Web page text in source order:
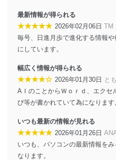
個人情報の安全管理措置
当社は、個人情報の正確性
に、下記セキュリティ対策
施し、個人情報の漏えい、滅
アクセス制御
個人データを取り扱う
機器を取り扱う従業者
の不要なアクセスを防
アクセス者の識別と認証
機器に標準装備されて
ーザーアカウント制御
ベース等を取り扱う情
最新情報が得られる
★★★★★ 2026年02月06日 TM
毎号、日進月歩で進化する情報
にしています。
幅広く情報が得られる
★★★★☆ 2026年01月30日 と
AＩのことからＷｏｒｄ、エクセ
び等が書かれていて為になります
いつも最新の情報が見れる
★★★★★ 2026年01月26日
いつも、パソコンの最新情報を
なります。